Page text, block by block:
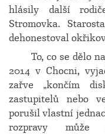
hlásily další
Stromovka.
dehonestoval
To, co se dělo
2014 v Chocni,
zařve „končím
zastupitelů nebo
porušil vlastní
rozpravy může